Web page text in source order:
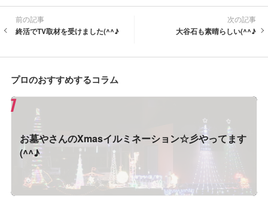
前の記事
終活でTV取材を受けました(^^♪
次の記事
大谷石も素晴らしい(^^♪
プロのおすすめするコラム
お墓やさんのXmasイルミネーション☆彡やってます
(^^♪